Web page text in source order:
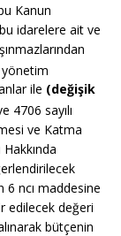
Kanun
idarelere ait ve
ile (değişik
4706 sayılı
ve Katma
6 ncı maddesine
edilecek değeri
bütçenin